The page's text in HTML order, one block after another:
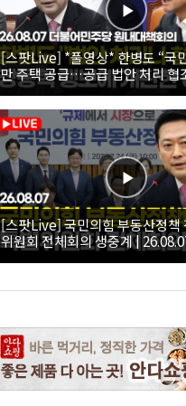
[스팟Live] *풀영상* 한병도 “국
만 주택 공급…공급 법안 처리 협
26.08.07 더불어민주당 원내대책
[스팟Live] 국민의힘 부동산정책
위원회 전체회의 생중계 |